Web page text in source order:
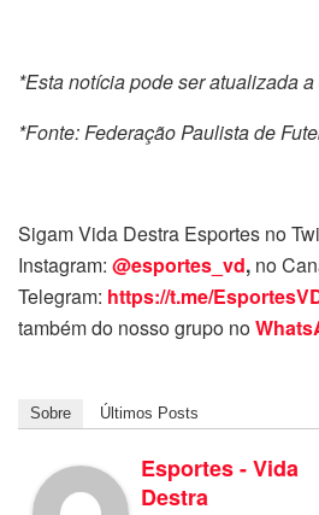
*Esta notícia pode ser atualizada
*Fonte: Federação Paulista de
Sigam Vida Destra Esportes no
Instagram: @esportes_vd, no
Telegram: https://t.me/
também do nosso grupo no
Sobre Últimos Posts
Esportes - Vida
Destra